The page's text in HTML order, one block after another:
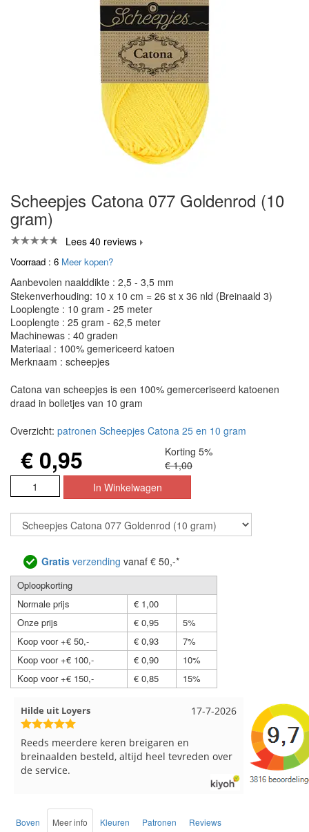
Scheepjes Catona 077 Goldenrod (10
gram)
Lees 40 reviews
Voorraad : 6 Meer kopen?
Aanbevolen naalddikte : 2,5 - 3,5 mm
Stekenverhouding: 10 x 10 cm = 26 st x 36 nld (Breinaald 3)
Looplengte : 10 gram - 25 meter
Looplengte : 25 gram - 62,5 meter
Machinewas : 40 graden
Materiaal : 100% gemericeerd katoen
Merknaam : scheepjes
Catona van scheepjes is een 100% gemerceriseerd katoenen
draad in bolletjes van 10 gram
Overzicht: patronen Scheepjes Catona 25 en 10 gram
€ 0,95
Korting 5%
€ 1,00
Gratis verzending vanaf € 50,-*
Oploopkorting
Normale prijs
€ 1,00
Onze prijs
€ 0,95
5%
Koop voor +€ 50,-
€ 0,93
7%
Koop voor +€ 100,-
€ 0,90
10%
Koop voor +€ 150,-
€ 0,85 15%
12-7-2026
Loes uit EMMELOORD
Snelle levering en keurig verpakt. Top.
Nell uit
Goed
Boven Meer info Kleuren Patronen Reviews